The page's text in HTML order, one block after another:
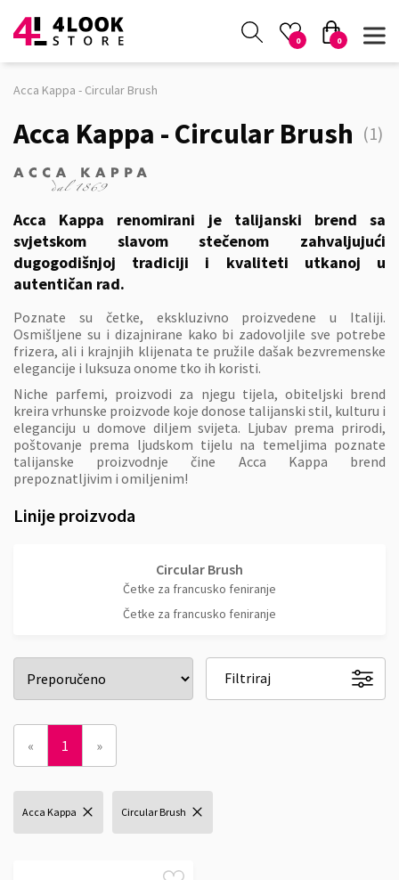
0 0
Acca Kappa - Circular Brush
Acca Kappa - Circular Brush (1)
Acca Kappa renomirani je talijanski brend sa
svjetskom slavom stečenom zahvaljujući
dugogodišnjoj tradiciji i kvaliteti utkanoj u
autentičan rad.
Poznate su četke, ekskluzivno proizvedene u Italiji.
Osmišljene su i dizajnirane kako bi zadovoljile sve potrebe
frizera, ali i krajnjih klijenata te pružile dašak bezvremenske
elegancije i luksuza onome tko ih koristi.
Niche parfemi, proizvodi za njegu tijela, obiteljski brend
kreira vrhunske proizvode koje donose talijanski stil, kulturu i
eleganciju u domove diljem svijeta. Ljubav prema prirodi,
poštovanje prema ljudskom tijelu na temeljima poznate
talijanske proizvodnje čine Acca Kappa brend
prepoznatljivim i omiljenim!
Linije proizvoda
Circular Brush
Četke za francusko feniranje
Četke za francusko feniranje
Filtriraj
« 1 »
Acca Kappa Circular Brush